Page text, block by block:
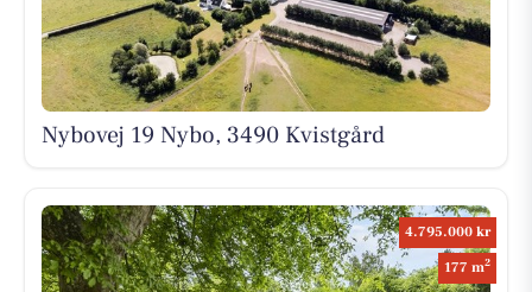
Nybovej 19 Nybo, 3490 Kvistgård
4.795.000 kr
177 m2